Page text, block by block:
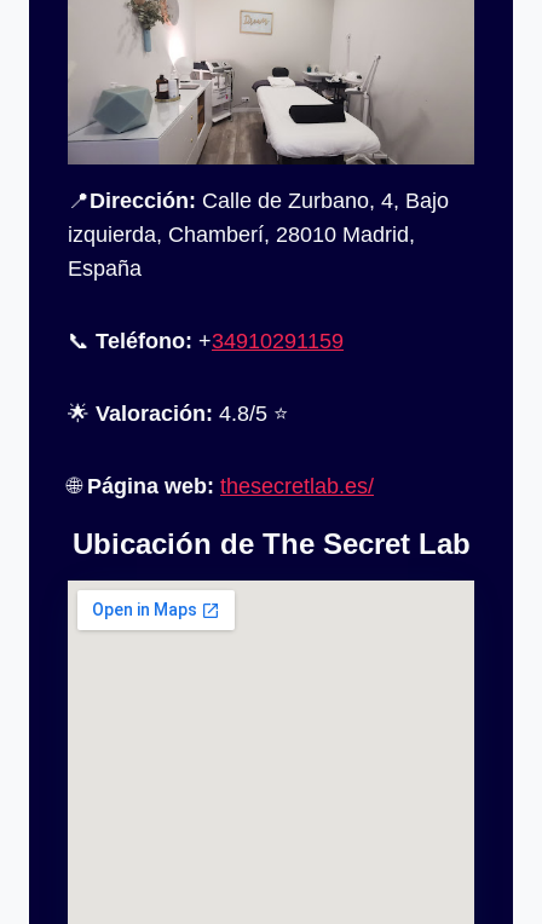
📍Dirección: Calle de Zurbano, 4, Bajo
izquierda, Chamberí, 28010 Madrid,
España
📞 Teléfono: +34910291159
🌟 Valoración: 4.8/5 ⭐
🌐 Página web: thesecretlab.es/
Ubicación de The Secret Lab